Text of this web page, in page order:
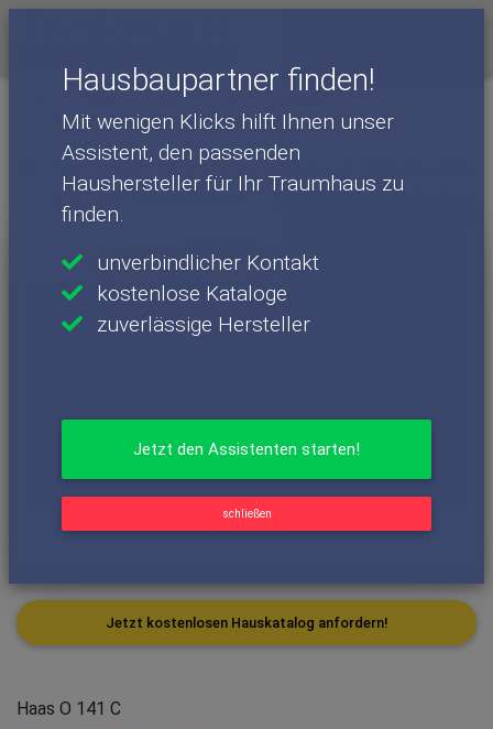
Hausbaupartner finden!
Mit wenigen Klicks hilft Ihnen unser
Assistent, den passenden
Haushersteller für Ihr Traumhaus zu
finden.
unverbindlicher Kontakt
kostenlose Kataloge
zuverlässige Hersteller
Jetzt den Assistenten starten!
schließen
Haushersteller
Haas Haus - Häuser
Haas O 141 C
Einfamilienhaus: Fertighaus-Stadtvilla
/ Villa im modernen Stil - Haas O 141 C
Haas O 141 C
Jetzt kostenlosen Hauskatalog anfordern!